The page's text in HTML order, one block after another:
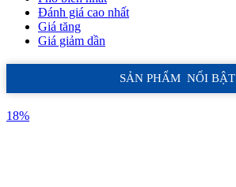
Đánh giá cao nhất
Giá tăng
Giá giảm dần
SẢN PHẨM NỔI BẬT
18%